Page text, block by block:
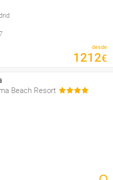
desde
1212€
Beach Resort